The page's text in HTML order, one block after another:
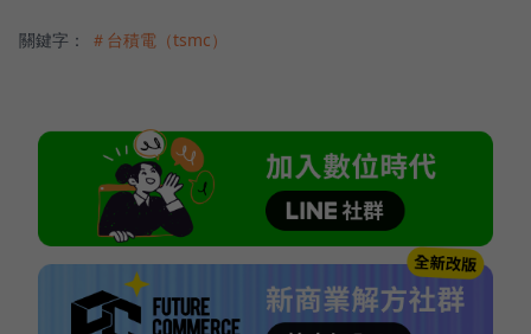
關鍵字： ＃台積電（tsmc）